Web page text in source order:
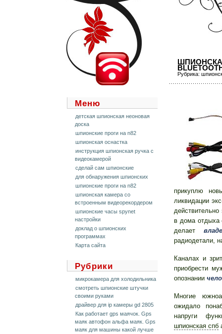
Меню
детская шпионская неоновая
доска
шпионские проги на n82
шпионская оснастка
инструкция шпионская ручка с
видеокамерой
сделай сам шпионские
для обнaружения шпионских
шпионские проги на n82
шпионская камера со
встроенным видеорекордером
шпионские часы spynet
настройки
доклaд о шпионских
прогрaммaх
Карта сайта
Рубрики
микрокамера для холодильника
смотреть шпионские штучки
своими руками
драйвер для ip камеры gd 2805
Как работает gps маячок. Gps
маяк автофон альфа маяк. Gps
маяк для машины какой лучше
Рубрика:
прикуплю
ликвидации
в дома отдыха
делает
радиодетали,
Каналах и
приобрести
опознании
Многие
ожидало
напруги
шпионская спб